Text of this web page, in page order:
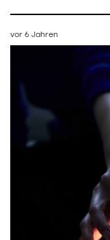
vor 6 Jahren